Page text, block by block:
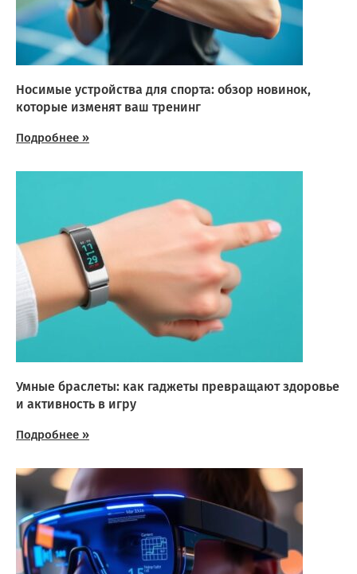
Носимые устройства для спорта: обзор новинок,
которые изменят ваш тренинг
Подробнее »
Умные браслеты: как гаджеты превращают здоровье
и активность в игру
Подробнее »